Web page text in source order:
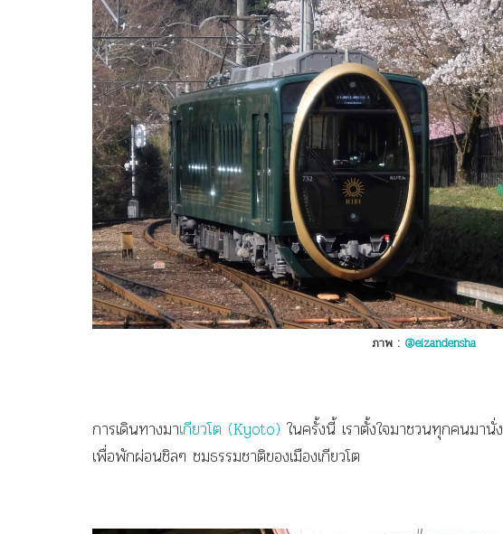
ภาพ : @eizandensha
การเดินทางมาเกียวโต (Kyoto) ในครั้งนี้ เราตั้งใจมาชวนทุกคนมานั่ง
เพื่อพักผ่อนชิลๆ ชมธรรมชาติของเมืองเกียวโต